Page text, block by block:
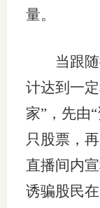
量。
当跟随
计达到一
家”，先由
只股票，
直播间内
诱骗股民